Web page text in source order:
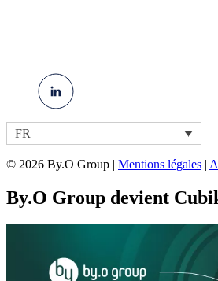
FR
© 2026 By.O Group | Mentions légales |
By.O Group devient